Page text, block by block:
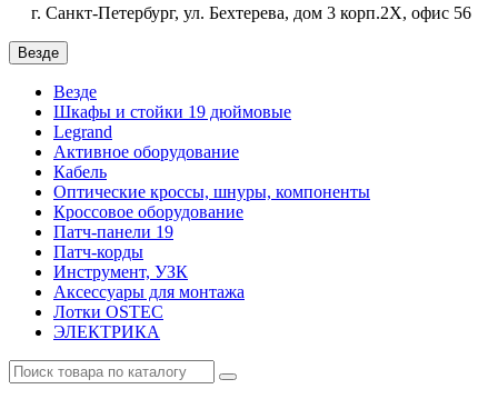
г. Санкт-Петербург, ул. Бехтерева, дом 3 корп.2X, офис 56
Везде
Везде
Шкафы и стойки 19 дюймовые
Legrand
Активное оборудование
Кабель
Оптические кроссы, шнуры, компоненты
Кроссовое оборудование
Патч-панели 19
Патч-корды
Инструмент, УЗК
Аксессуары для монтажа
Лотки OSTEC
ЭЛЕКТРИКА